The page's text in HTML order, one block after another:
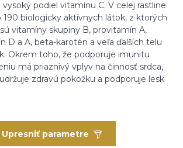
podiel vitamínu C. V celej rastline
190 biologicky aktívnych látok, z ktorých
vitamíny skupiny B, provitamín A,
D a A, beta-karotén a veľa ďalších telu
Okrem toho, že podporuje imunitu
má priaznivý vplyv na činnosť srdca,
zdravú pokožku a podporuje lesk
Upresniť parametre